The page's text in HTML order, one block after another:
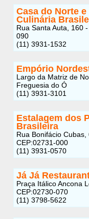
Casa do Norte
Culinária
Rua Santa Auta, 160
090
(11) 3931-1532
Empório
Largo da Matriz de
Freguesia do Ó
(11) 3931-3101
Estalagem dos
Brasileira
Rua Bonifácio
CEP:02731-000
(11) 3931-0570
Já Já
Praça Itálico Ancona
CEP:02730-070
(11) 3798-5622